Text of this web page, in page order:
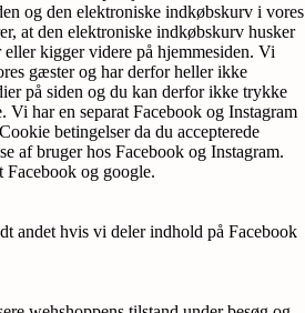
og den elektroniske indkøbskurv i vores
at den elektroniske indkøbskurv husker
eller kigger videre på hjemmesiden. Vi
gæster og har derfor heller ikke
på siden og du kan derfor ikke trykke
Vi har en separat Facebook og Instagram
betingelser da du accepterede
af bruger hos Facebook og Instagram.
og google.
andet hvis vi deler indhold på Facebook